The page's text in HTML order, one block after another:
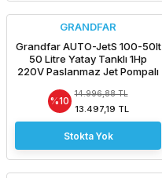
GRANDFAR
Grandfar AUTO-JetS 100-50lt
50 Litre Yatay Tanklı 1Hp
220V Paslanmaz Jet Pompalı
%10
14.996,88 TL
13.497,19 TL
Stokta Yok